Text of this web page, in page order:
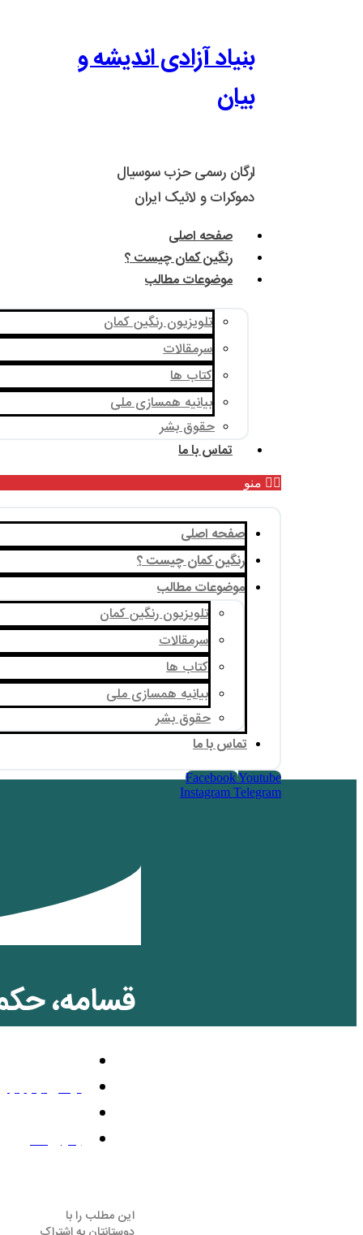
بنیاد آزادی اندیشه و
بیان
ارگان رسمی حزب سوسیال
دموکرات و لائیک ایران
صفحه اصلی
رنگین کمان چیست ؟
موضوعات مطالب
تلویزیون رنگین کمان
سرمقالات
کتاب ها
بیانیه همسازی ملی
حقوق بشر
تماس با ما
منو
صفحه اصلی
رنگین کمان چیست ؟
موضوعات مطالب
تلویزیون رنگین کمان
سرمقالات
کتاب ها
بیانیه همسازی ملی
حقوق بشر
تماس با ما
FacebookYoutube
Instagram Telegram
قسامه،
نوامبر 11, 2021
بدون نظر
این مطلب را با